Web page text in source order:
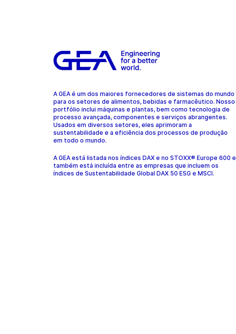
A GEA é um dos maiores fornecedores de sistemas do mundo
para os setores de alimentos, bebidas e farmacêutico. Nosso
portfólio inclui máquinas e plantas, bem como tecnologia de
processo avançada, componentes e serviços abrangentes.
Usados em diversos setores, eles aprimoram a
sustentabilidade e a eficiência dos processos de produção
em todo o mundo.
A GEA está listada nos índices DAX e no STOXX® Europe 600 e
também está incluída entre as empresas que incluem os
índices de Sustentabilidade Global DAX 50 ESG e MSCI.